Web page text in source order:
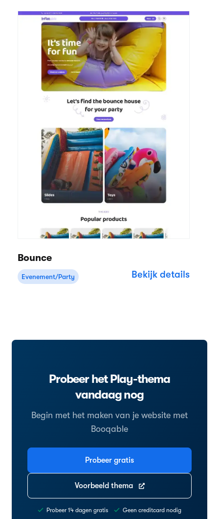
Bounce
Evenement/Party Bekijk details
Probeer het Play-thema
vandaag nog
Begin met het maken van je website met
Booqable
Probeer gratis
Voorbeeld thema
Probeer 14 dagen gratis Geen creditcard nodig